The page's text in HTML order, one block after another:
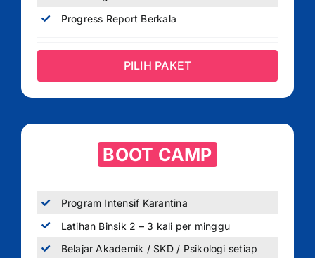
Progress Report Berkala
PILIH PAKET
BOOT CAMP
Program Intensif Karantina
Latihan Binsik 2 – 3 kali per minggu
Belajar Akademik / SKD / Psikologi setiap